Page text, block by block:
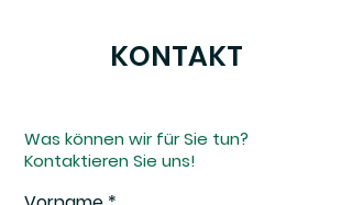
KONTAKT
Was können wir für Sie tun?
Kontaktieren Sie uns!